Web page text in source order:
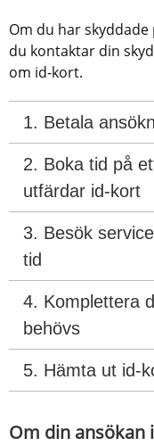
Om du har
du kontaktar din
om id-kort.
1. Betala
2. Boka tid på
utfärdar id-kort
3. Besök
tid
4. Komplettera
behövs
5. Hämta ut id-
Om din ansökan